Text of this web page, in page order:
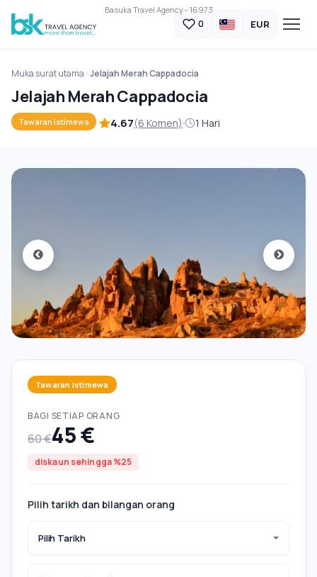
Basuka Travel Agency - 16973
0 EUR
Muka surat utama Jelajah Merah Cappadocia
Jelajah Merah Cappadocia
Tawaran istimewa 4.67(6 Komen) 1 Hari
Tawaran istimewa
BAGI SETIAP ORANG
60 €45 €
diskaun sehingga %25
Pilih tarikh dan bilangan orang
Pilih Tarikh